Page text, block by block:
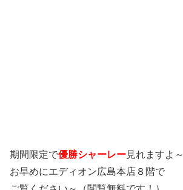
期間限定で優勝シャーレー見れますよ～
お早めにエディオン広島本店８階で